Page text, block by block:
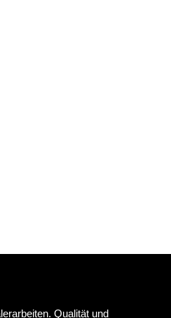
Qualität und